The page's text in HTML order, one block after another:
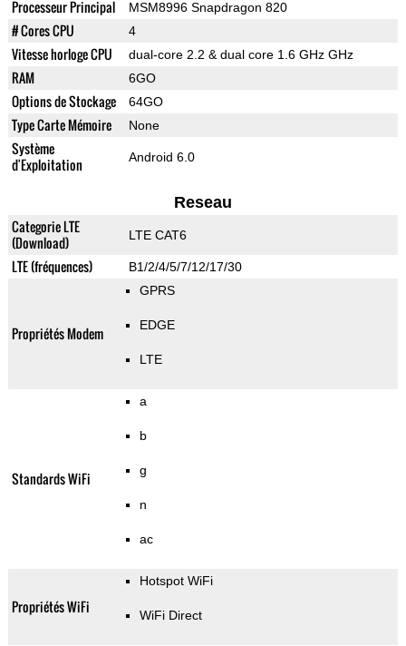
Processeur Principal MSM8996 Snapdragon 820
# Cores CPU 4
Vitesse horloge CPU dual-core 2.2 & dual core 1.6 GHz GHz
RAM 6GO
Options de Stockage 64GO
Type Carte Mémoire None
Système
d'Exploitation
Android 6.0
Reseau
Categorie LTE
(Download)
LTE CAT6
LTE (fréquences) B1/2/4/5/7/12/17/30
Propriétés Modem
GPRS
EDGE
LTE
Standards WiFi
a
b
g
n
ac
Propriétés WiFi
Hotspot WiFi
WiFi Direct